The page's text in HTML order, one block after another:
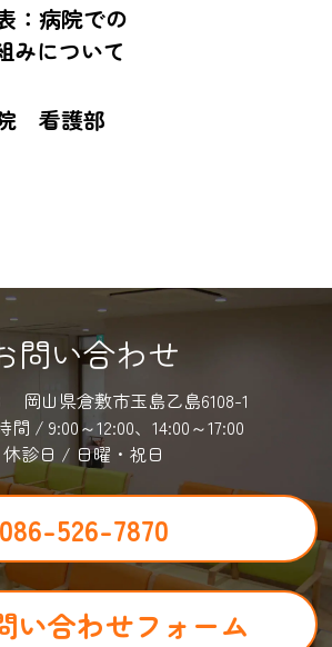
：病院での
みについて
看護部
問い合わせ
岡山県倉敷市玉島乙島6108-1
/ 9:00～12:00、14:00～17:00
休診日 / 日曜・祝日
086-526-7870
い合わせフォーム